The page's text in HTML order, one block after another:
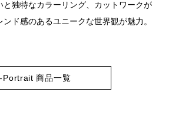
独特なカラーリング、カットワークが
ド感のあるユニークな世界観が魅力。
Portrait 商品一覧